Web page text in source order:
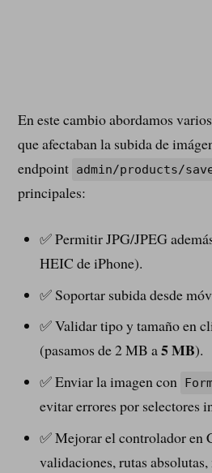
En este cambio abordamos
que afectaban la subida de
endpoint admin/products/
principales:
✅ Permitir JPG/JPEG
HEIC de iPhone).
✅ Soportar subida desde
✅ Validar tipo y tamaño en
(pasamos de 2 MB a5 MB).
✅ Enviar la imagen con
evitar errores por selectores
✅ Mejorar el controlador en
validaciones, rutas